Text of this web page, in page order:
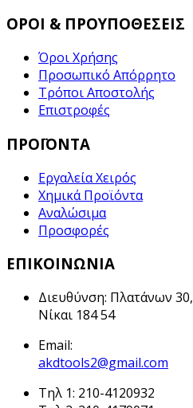
ΟΡΟΙ & ΠΡΟΥΠΟΘΕΣΕΙΣ
Όροι Χρήσης
Προσωπικό Απόρρητο
Τρόποι Αποστολής
Επιστροφές
ΠΡΟΪΟΝΤΑ
Εργαλεία Χειρός
Χημικά Προϊόντα
Αναλώσιμα
Προσφορές
ΕΠΙΚΟΙΝΩΝΙΑ
Διευθύνση: Πλατάνων 30,
Νίκαι 184 54
Email:
akdtools2@gmail.com
Τηλ 1: 210-4120932